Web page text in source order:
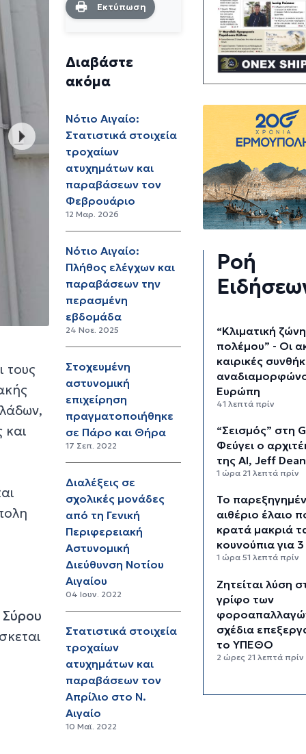
τους
και
Εκτύπωση
Διαβάστε
ακόμα
Νότιο Αιγαίο:
Στατιστικά στοιχεία
τροχαίων
ατυχημάτων και
παραβάσεων τον
Φεβρουάριο
12 Μαρ. 2026
Νότιο Αιγαίο:
Πλήθος ελέγχων και
παραβάσεων την
περασμένη
εβδομάδα
24 Νοε. 2025
Στοχευμένη
αστυνομική
επιχείρηση
πραγματοποιήθηκε
σε Πάρο και Θήρα
17 Σεπ. 2022
Διαλέξεις σε
σχολικές μονάδες
από τη Γενική
Περιφερειακή
Αστυνομική
Διεύθυνση Νοτίου
Aιγαίου
04 Ιουν. 2022
Στατιστικά στοιχεία
τροχαίων
ατυχημάτων και
παραβάσεων τον
Απρίλιο στο Ν.
Αιγαίο
10 Μαϊ. 2022
Ροή
“Κλιματική ζώνη
πολέμου” - Οι
καιρικές
Ευρώπη
41 λεπτά πρίν
“Σεισμός” στη
Φεύγει ο
της AI, Jeff Dean
1 ώρα 21 λεπτά πρίν
Το
αιθέριο έλαιο
κρατά μακριά
κουνούπια για
1 ώρα 51 λεπτά πρίν
Ζητείται λύση
γρίφο των
σχέδια
το ΥΠΕΘΟ
2 ώρες 21 λεπτά πρίν
Πάρου για τη